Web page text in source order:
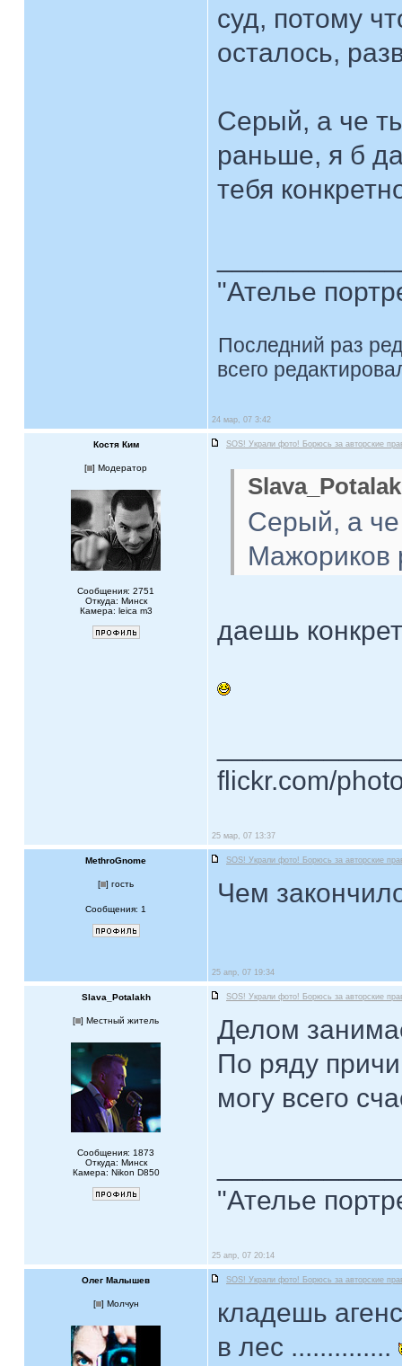
суд, потому
осталось,
Серый, а че
раньше, я б
тебя
"Ателье
Последний раз
всего
24 мар, 07 3:42
Костя Ким SOS! Украли фото! Борюсь за авторские
[ ] Модератор
Сообщения: 2751
Откуда: Минск
Камера: leica m3
Серый, а
Мажориков
даешь
flickr.com/
25 мар, 07 13:37
MethroGnome SOS! Украли фото! Борюсь за авторские
[ ] гость
Сообщения: 1
Чем
25 апр, 07 19:34
Slava_Potalakh SOS! Украли фото! Борюсь за авторские
[ ] Местный житель
Сообщения: 1873
Откуда: Минск
Камера: Nikon D850
Делом
По ряду
могу всего
"Ателье
25 апр, 07 20:14
Олег Малышев SOS! Украли фото! Борюсь за авторские
[ ] Молчун
кладешь
в лес ..............